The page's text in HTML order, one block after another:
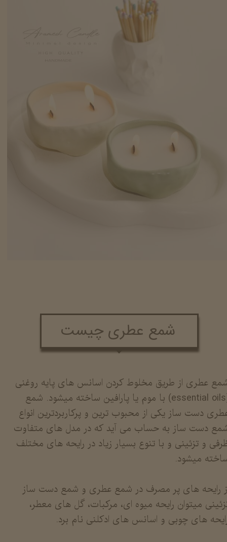
عطری از طریق مخلوط کردن اسانس های پایه روغنی
(essential oils) با موم یا پارافین ساخته میشود. شمع
دست ساز یکی از محبوب ترین و پرکاربردترین انواع
دست ساز به حساب می آید که در مدل های متفاوت
و تزئینی و با تنوع بسیار زیاد در رایحه های مختلف
میشود.
رایحه های پر مصرف در شمع عطری و شمع دست ساز
میتوان رایحه میوه ای، مرکبات، گل های معطر،
های چوبی و اسانس های ادکلنی نام برد.
شمع عطری چیست